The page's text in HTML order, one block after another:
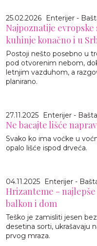
25.02.2026 Enterijer -
Najpoznatije evropske
kuhinje konačno i u
Postoji nešto posebno u
pod otvorenim nebom,
letnjim vazduhom, a
planirano.
27.11.2025 Enterijer - Bašta
Ne bacajte lišće
Svako ko ima voćke u
opalo lišće ispod drveća.
04.11.2025 Enterijer -
Hrizanteme -
balkon i dom
Teško je zamisliti jesen
desetina sorti, ukrašavaju
prvog mraza.